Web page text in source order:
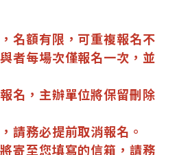
名額有限，可重複報名不
者每場次僅報名一次，並
名，主辦單位將保留刪除
請務必提前取消報名。
寄至您填寫的信箱，請務